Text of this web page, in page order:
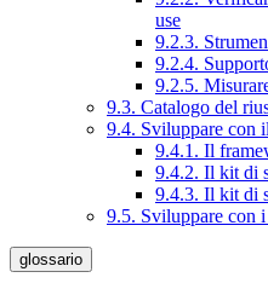
use
9.2.3.
9.2.4.
9.2.5.
9.3. Catalogo del
9.4. Sviluppare con
9.4.1. Il
9.4.2. Il kit di
9.4.3. Il kit di
9.5. Sviluppare con
glossario